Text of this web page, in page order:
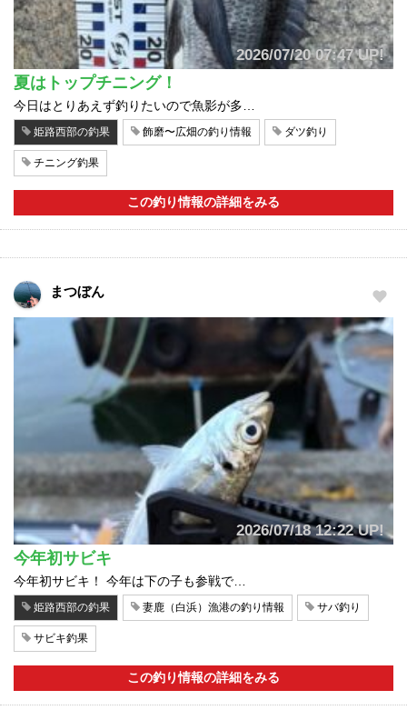
2026/07/20 07:47 UP!
夏はトップチニング！
今日はとりあえず釣りたいので魚影が多…
姫路西部の釣果 飾磨〜広畑の釣り情報 ダツ釣り
チニング釣果
この釣り情報の詳細をみる
まつぼん
2026/07/18 12:22 UP!
今年初サビキ
今年初サビキ！ 今年は下の子も参戦で…
姫路西部の釣果 妻鹿（白浜）漁港の釣り情報 サバ釣り
サビキ釣果
この釣り情報の詳細をみる